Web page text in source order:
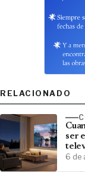
RELACIONADO
ser
6 de